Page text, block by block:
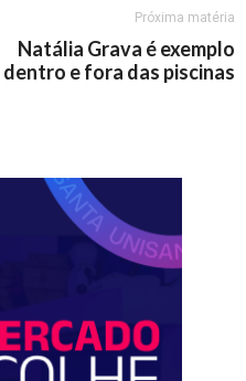
Próxima matéria
Natália Grava é exemplo
dentro e fora das piscinas